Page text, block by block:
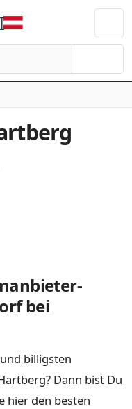
bei
billigsten
Dann bist Du
hier den besten